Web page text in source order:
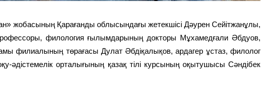
жобасының Қарағанды облысындағы жетекшісі Дәурен Сейітжанұлы,
филология ғылымдарының докторы Мұхамедғали Әбдуов,
филиалының төрағасы Дулат Әбдіқалықов, ардагер ұстаз, филолог
әдістемелік орталығының қазақ тілі курсының оқытушысы Сәндібек